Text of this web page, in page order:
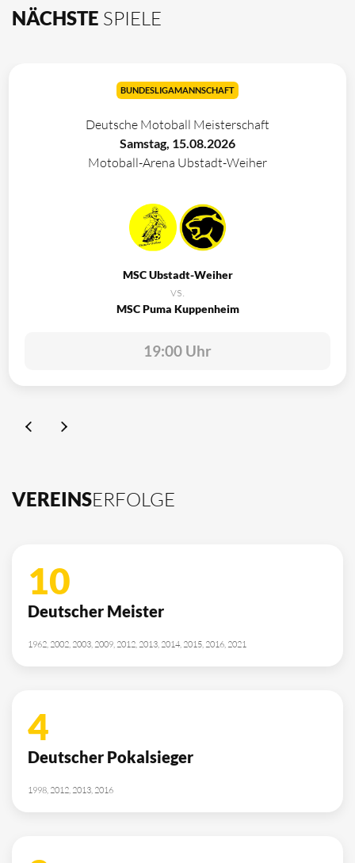
NÄCHSTE SPIELE
BUNDESLIGAMANNSCHAFT
Deutsche Motoball Meisterschaft
Samstag, 15.08.2026
Motoball-Arena Ubstadt-Weiher
MSC Ubstadt-Weiher
vs.
MSC Puma Kuppenheim
19:00 Uhr
VEREINSERFOLGE